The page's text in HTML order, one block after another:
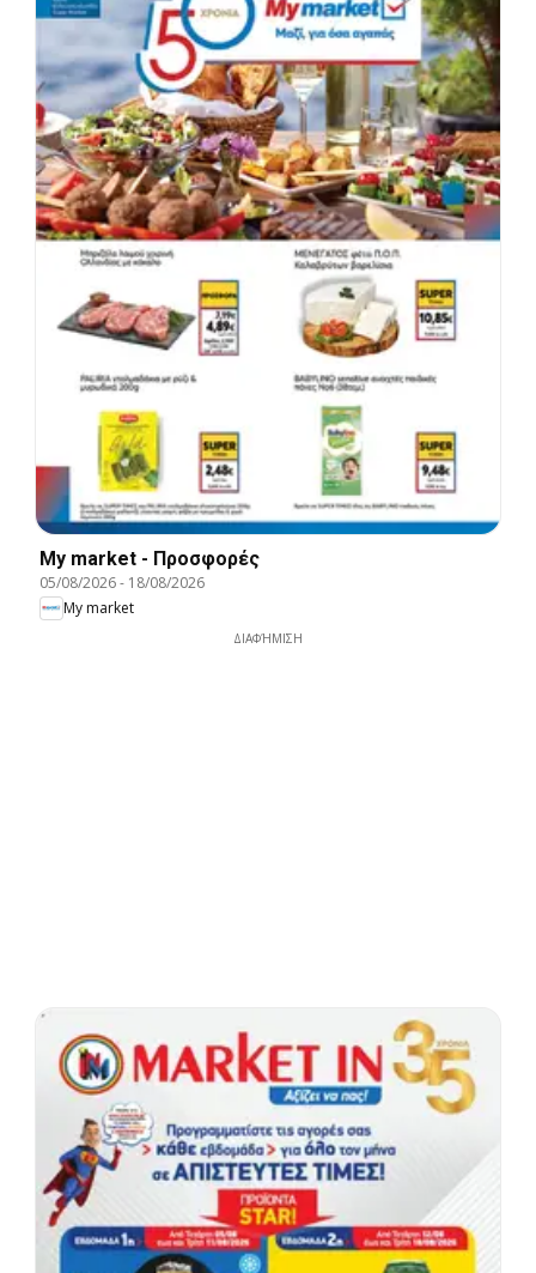
My market - Προσφορές
05/08/2026- 18/08/2026
My market
ΔΙΑΦΉΜΙΣΗ